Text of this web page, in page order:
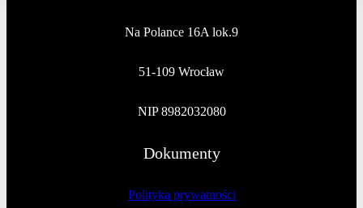
Na Polance 16A lok.9
51-109 Wrocław
NIP 8982032080
Dokumenty
Polityka prywatności